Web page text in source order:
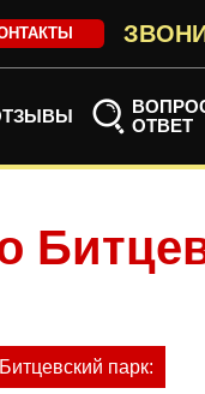
ОТВЕТ
парк: